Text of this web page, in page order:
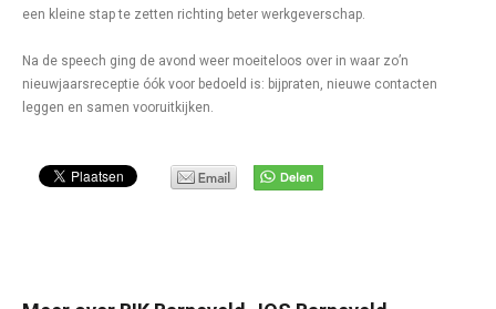
een kleine stap te zetten richting beter werkgeverschap.
Na de speech ging de avond weer moeiteloos over in waar zo’n
nieuwjaarsreceptie óók voor bedoeld is: bijpraten, nieuwe contacten
leggen en samen vooruitkijken.